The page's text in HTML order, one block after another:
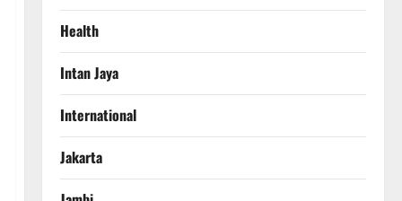
Health
Intan Jaya
International
Jakarta